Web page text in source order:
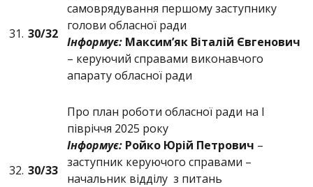
31. 30/32
самоврядування першому заступнику
голови обласної ради
Інформує: Максим’як Віталій Євгенович
– керуючий справами виконавчого
апарату обласної ради
32. 30/33
Про план роботи обласної ради на І
півріччя 2025 року
Інформує: Ройко Юрій Петрович –
заступник керуючого справами –
начальник відділу з питань